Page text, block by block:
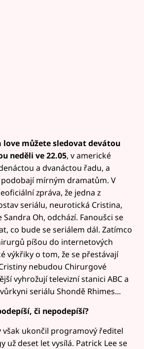
love můžete sledovat devátou
neděli ve 22.05, v americké
a dvanáctou řadu, a
mírným dramatům. V
zpráva, že jedna z
seriálu, neurotická Cristina,
Oh, odchází. Fanoušci se
co bude se seriálem dál. Zatímco
píšou do internetových
výkřiky o tom, že se přestávají
nebudou Chirurgové
vyhrožují televizní stanici ABC a
seriálu Shondě Rhimes...
či nepodepíší?
však ukončil programový ředitel
už deset let vysílá. Patrick Lee se